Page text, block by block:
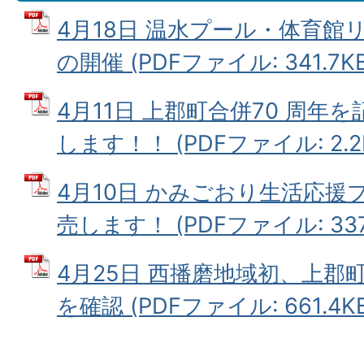
4月18日 温水プール・体育館
の開催 (PDFファイル:
4月11日 上郡町合併70 周年を
します！！ (PDFファイル:
4月10日 かみごおり生活応援
売します！ (PDFファイル:
4月25日 西播磨地域初、上郡
を確認 (PDFファイル: